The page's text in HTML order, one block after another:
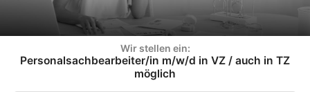
Wir stellen ein:
Personalsachbearbeiter/in m/w/d in VZ / auch in TZ
möglich